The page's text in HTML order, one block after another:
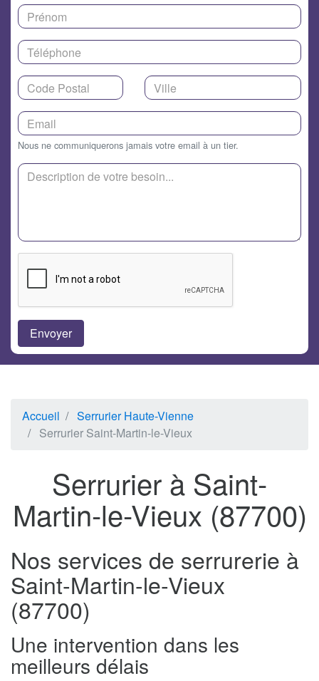
Nous ne communiquerons jamais votre email à un tier.
Accueil
Serrurier Haute-Vienne
Serrurier Saint-Martin-le-Vieux
Serrurier à Saint-
Martin-le-Vieux (87700)
Nos services de serrurerie à
Saint-Martin-le-Vieux
(87700)
Une intervention dans les
meilleurs délais